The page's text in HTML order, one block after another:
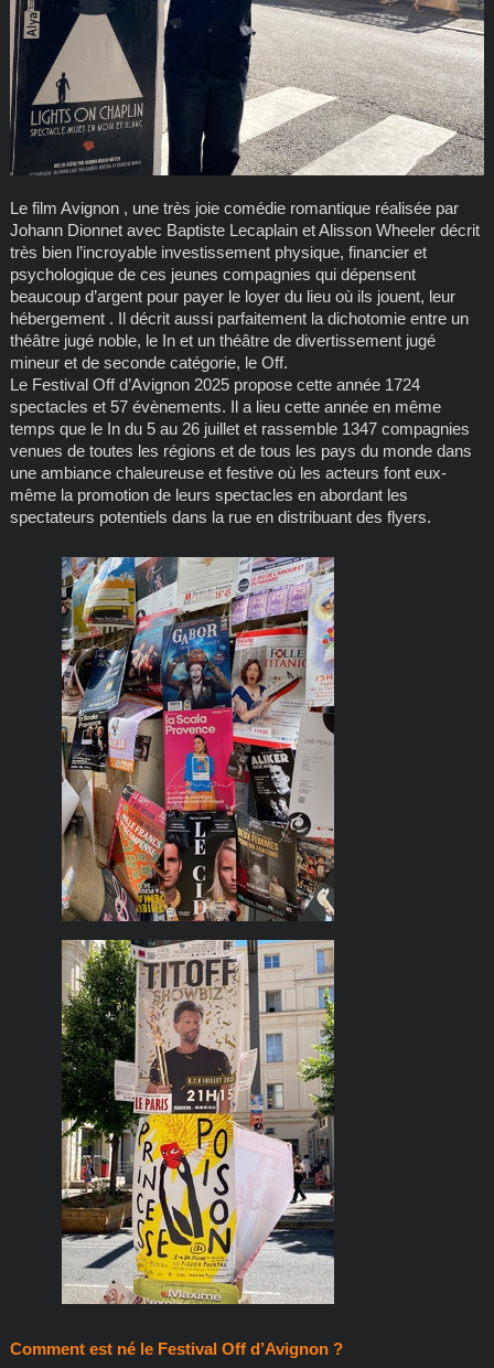
Le film Avignon , une très joie comédie romantique réalisée par
Johann Dionnet avec Baptiste Lecaplain et Alisson Wheeler décrit
très bien l’incroyable investissement physique, financier et
psychologique de ces jeunes compagnies qui dépensent
beaucoup d’argent pour payer le loyer du lieu où ils jouent, leur
hébergement . Il décrit aussi parfaitement la dichotomie entre un
théâtre jugé noble, le In et un théâtre de divertissement jugé
mineur et de seconde catégorie, le Off.
Le Festival Off d’Avignon 2025 propose cette année 1724
spectacles et 57 évènements. Il a lieu cette année en même
temps que le In du 5 au 26 juillet et rassemble 1347 compagnies
venues de toutes les régions et de tous les pays du monde dans
une ambiance chaleureuse et festive où les acteurs font eux-
même la promotion de leurs spectacles en abordant les
spectateurs potentiels dans la rue en distribuant des flyers.
Comment est né le Festival Off d’Avignon ?